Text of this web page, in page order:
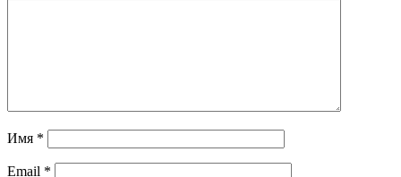
Имя *
Email *